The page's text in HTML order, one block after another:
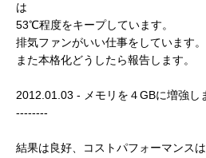
は
53℃程度をキープしています。
排気ファンがいい仕事をしています
また本格化どうしたら報告します。
2012.01.03 - メモリを４GBに増強
--------
結果は良好、コストパフォーマンス